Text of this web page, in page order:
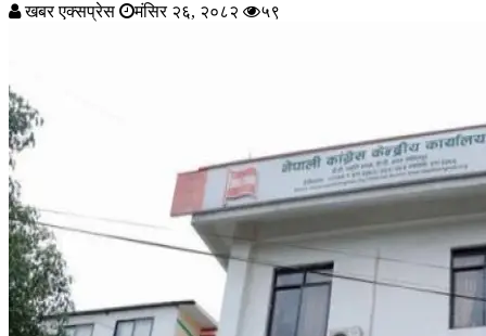
खबर एक्सप्रेस मंसिर २६, २०८२ ५९